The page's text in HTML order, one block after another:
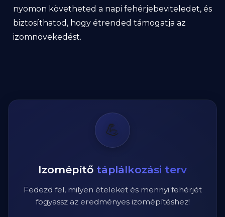
nyomon követheted a napi fehérjebeviteledet, és
biztosíthatod, hogy étrended támogatja az
izomnövekedést.
💪
Izomépítő táplálkozási terv
Fedezd fel, milyen ételeket és mennyi fehérjét
fogyassz az eredményes izomépítéshez!